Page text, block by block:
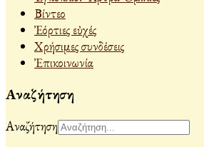
Βίντεο
Ἐόρτιες εὐχές
Χρήσιμες συνδέσεις
Ἐπικοινωνία
Αναζήτηση
Αναζήτηση